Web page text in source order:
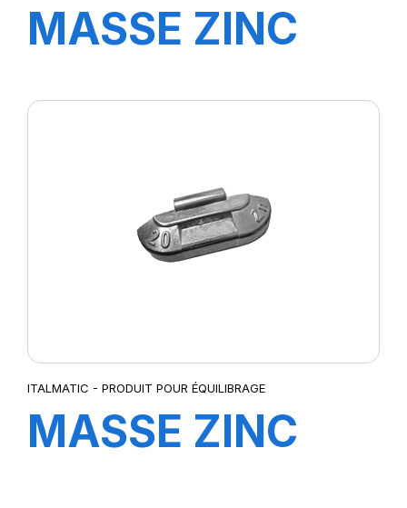
MASSE ZINC
ITALMATIC - PRODUIT POUR ÉQUILIBRAGE
MASSE ZINC